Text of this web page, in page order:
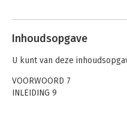
heeft
Andere boeken
Engelen
Inhoudsopgave
U kunt van deze
VOORWOORD 7
INLEIDING 9